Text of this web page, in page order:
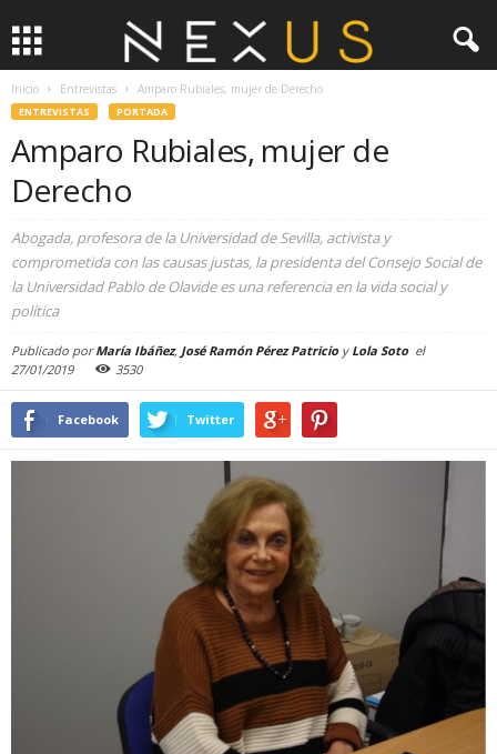
Inicio Entrevistas Amparo Rubiales, mujer de Derecho
ENTREVISTAS PORTADA
Amparo Rubiales, mujer de
Derecho
Abogada, profesora de la Universidad de Sevilla, activista y
comprometida con las causas justas, la presidenta del Consejo Social de
la Universidad Pablo de Olavide es una referencia en la vida social y
política
Publicado porMaría Ibáñez, José Ramón Pérez Patricioy Lola Soto el
27/01/2019
3530
Facebook Twitter